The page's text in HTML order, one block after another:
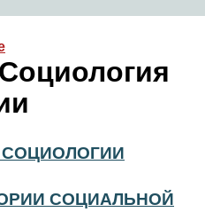
СОЦИОЛОГИИ
СОЦИАЛЬНОЙ